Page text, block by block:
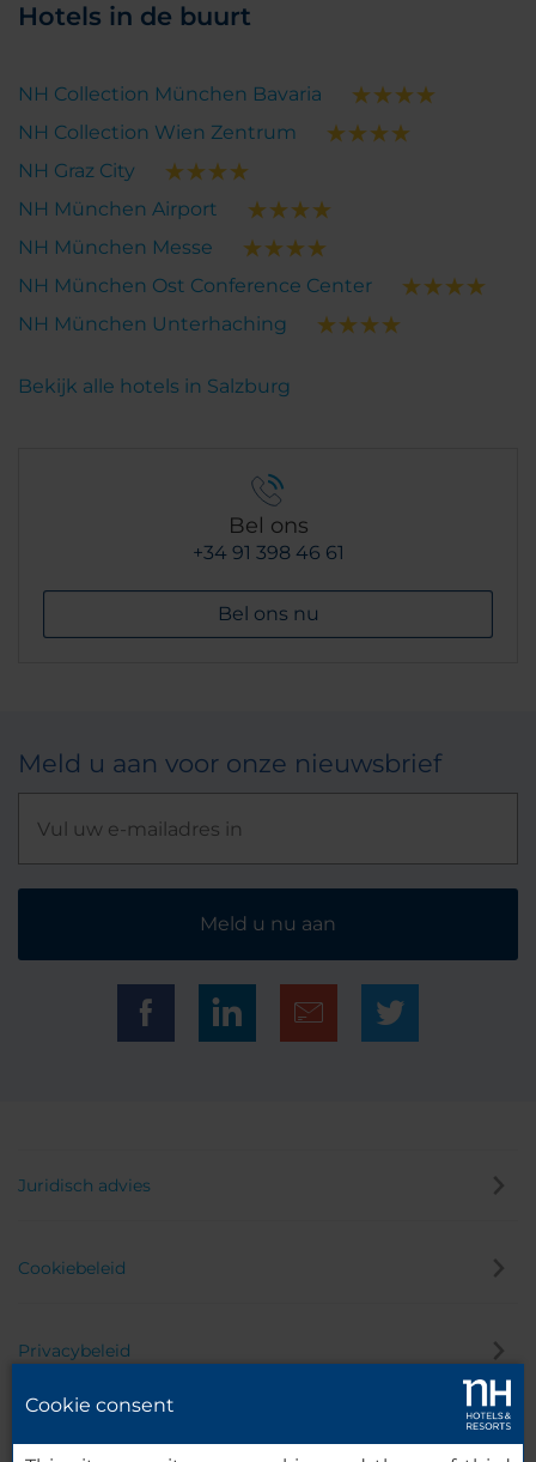
Hotels in de buurt
NH Collection München Bavaria
NH Collection Wien Zentrum
NH Graz City
NH München Airport
NH München Messe
NH München Ost Conference Center
NH München Unterhaching
Bekijk alle hotels in Salzburg
Bel ons
+34 91 398 46 61
Bel ons nu
Meld u aan voor onze nieuwsbrief
Meld u nu aan
Juridisch advies
Cookiebeleid
Privacybeleid
Cookie consent